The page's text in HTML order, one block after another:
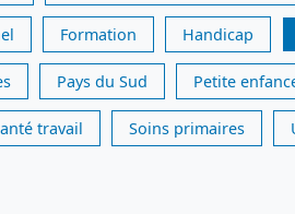
Formation Handicap
Pays du Sud Petite
travail Soins primaires